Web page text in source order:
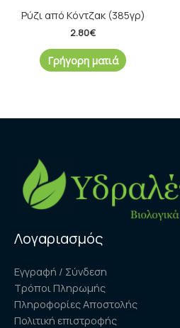
Ρύζι από Κόντζακ (385γρ)
2.80€
Γρήγορη ματιά
Λογαριασμός
Εγγραφή / Σύνδεση
Τρόποι Πληρωμής
Πληροφορίες Αποστολής
Πολιτική επιστροφής